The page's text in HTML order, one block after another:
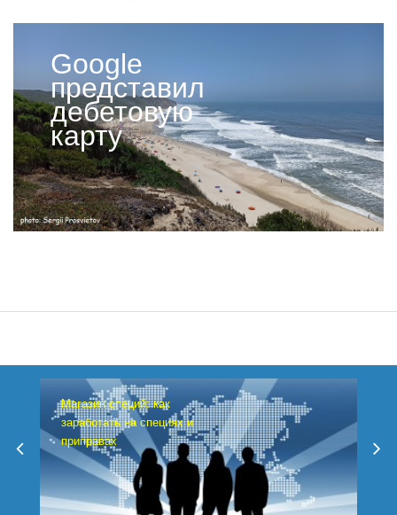
Google
представил
дебетовую
карту
Магазин специй: как
заработать на специях и
приправах